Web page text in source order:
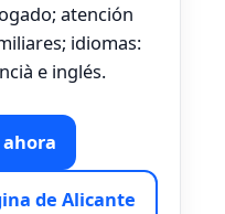
atención
idiomas:
e inglés.
de Alicante